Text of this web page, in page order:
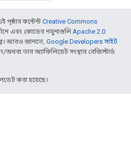
পৃষ্ঠার কন্টেন্ট Creative Commons
এবং কোডের নমুনাগুলিApache 2.0
আরও জানতে, Google Developers সাইট
তার অ্যাফিলিয়েট সংস্থার রেজিস্টার্ড
করা হয়েছে।